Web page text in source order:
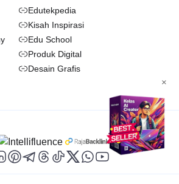
×
Edutekpedia
Kisah Inspirasi
Edu School
Produk Digital
Desain Grafis